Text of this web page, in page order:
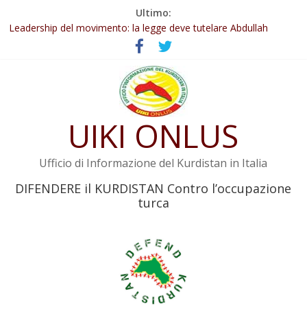
Ultimo:
Abdullah Öcalan: Le legge negativa deve essere trasformata in
legge positiva
Leadership del movimento: la legge deve tutelare Abdullah
Öcalan e l’intero movimento
Commissione donne del KNK: Şengal è di nuovo sotto minaccia
Non tenere conto della situazione di Rêber Apo ostacolerebbe
Il KNK chiede un’azione internazionale contro i crimini di guerra
UIKI ONLUS
Ufficio di Informazione del Kurdistan in Italia
DIFENDERE il KURDISTAN Contro l’occupazione
turca